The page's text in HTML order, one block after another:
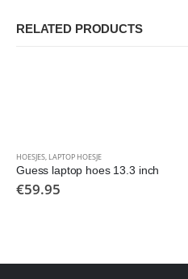
RELATED PRODUCTS
HOESJES, LAPTOP HOESJE
Guess laptop hoes 13.3 inch
€59.95